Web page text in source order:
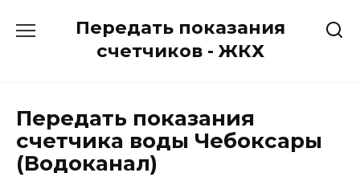
Передать показания
счетчиков - ЖКХ
Передать показания
счетчика воды Чебоксары
(Водоканал)